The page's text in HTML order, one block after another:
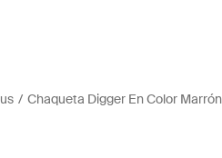
Chaqueta Digger En Color Marrón